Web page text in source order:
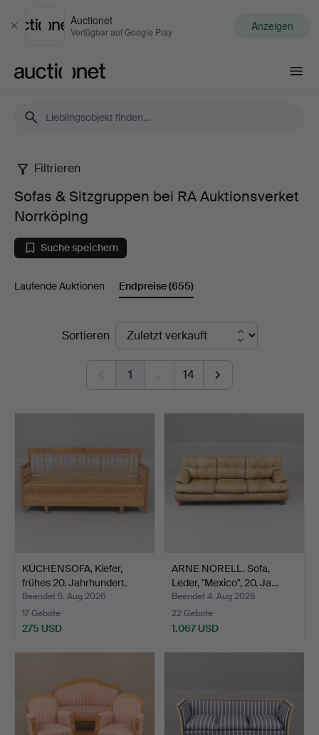
Schließen
Auctionet
Verfügbar auf Google Play Anzeigen
Sofas
Sitzgruppen
bei
Auktionsverket
Norrköping
Filtrieren
Sofas & Sitzgruppen bei RA Auktionsverket
Norrköping
Suche speichern
Laufende Auktionen Endpreise(655)
EndpreiseSortieren
1 … 14
KÜCHENSOFA, Kiefer,
frühes 20. Jahrhundert.
Beendet 5. Aug 2026
17 Gebote
275 USD
ARNE NORELL. Sofa,
Leder, "Mexico", 20. Ja…
Beendet 4. Aug 2026
22 Gebote
1.067 USD